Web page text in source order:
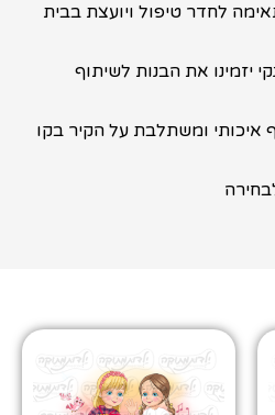
לחדר טיפול ויועצת בבית
יזמינו את הבנות לשיתוף
איכותי ומשתלבת על הקיר בקו